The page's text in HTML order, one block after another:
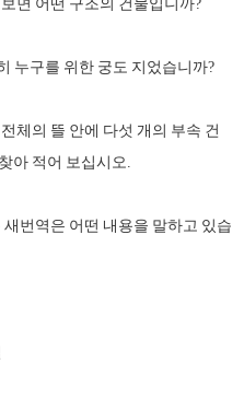
?
누구를 위한 궁도 지었습니까?
체의 뜰 안에 다섯 개의 부속 건
아 적어 보십시오 .
번역은 어떤 내용을 말하고 있습